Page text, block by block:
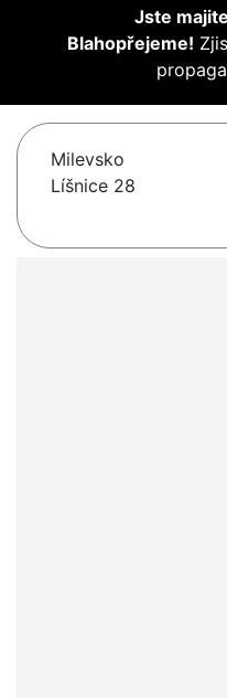
Jste
Blahopřejeme!
Milevsko
Líšnice 28